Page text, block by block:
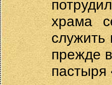
храма
служить
прежде
пастыря